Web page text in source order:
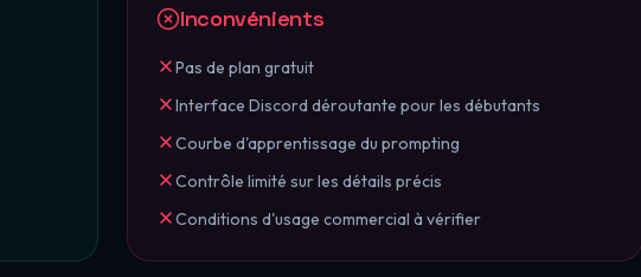
Inconvénients
Pas de plan gratuit
Interface Discord déroutante pour les débutants
Courbe d'apprentissage du prompting
Contrôle limité sur les détails précis
Conditions d'usage commercial à vérifier